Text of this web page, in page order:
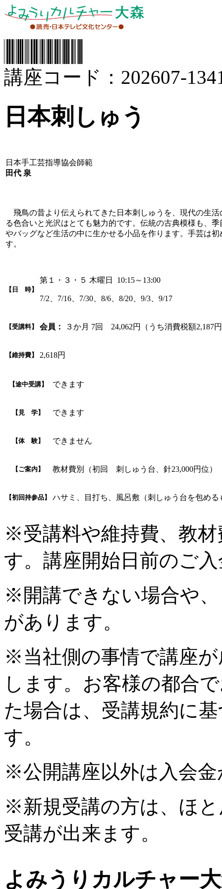
講座コード：202607-
日本刺しゅう
日本手工芸指導協会師範
田代 泉
飛鳥の昔より伝えられてきた日本刺しゅうを、現代の生
る色合いと光沢はとても魅力的です。伝統の古典模様も、
やバッグなど生活の中に生かせる小品を作ります。手芸は
す。
【日 時】
第１・３・５ 木曜日 10:15～13:00
7/2、7/16、7/30、8/6、8/20、9/3、9/17
【受講料】 会員： ３か月 7回 24,062円（うち消費税額2,187
【維持費】 2,618円
【途中受講】 できます
【見 学】 できます
【体 験】 できません
【ご案内】 教材費別（初回 刺しゅう台、針23,000円位）
【初回持参品】 ハサミ、目打ち、風呂敷（刺しゅう台を包める
※受講料や維持費、教
す。講座開始日前のご
※開講できない場合や
があります。
※当社側の事情で講座
します。お客様の都合
た場合は、受講規約に
す。
※公開講座以外は入会
※新規受講の方は、ほ
受講が出来ます。
よみうりカルチャー